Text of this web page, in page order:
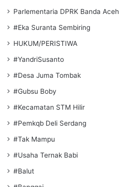
Parlementaria DPRK Banda Aceh
#Eka Suranta Sembiring
HUKUM/PERISTIWA
#YandriSusanto
#Desa Juma Tombak
#Gubsu Boby
#Kecamatan STM Hilir
#Pemkqb Deli Serdang
#Tak Mampu
#Usaha Ternak Babi
#Balut